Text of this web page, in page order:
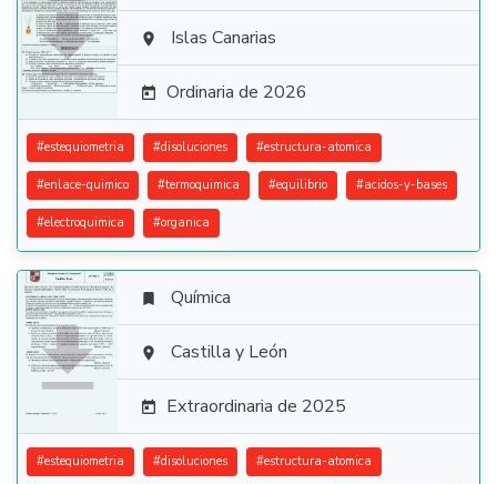
  Islas Canarias
 Ordinaria de 2026
#estequiometria #disoluciones #estructura-atomica
#enlace-quimico #termoquimica #equilibrio #acidos-y-bases
#electroquimica #organica

 Química
 Castilla y León
 Extraordinaria de 2025
#estequiometria #disoluciones #estructura-atomica